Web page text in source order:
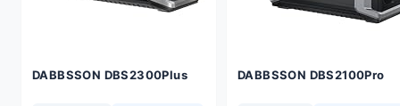
DABBSSON DBS2300Plus DABBSSON DBS2100Pro